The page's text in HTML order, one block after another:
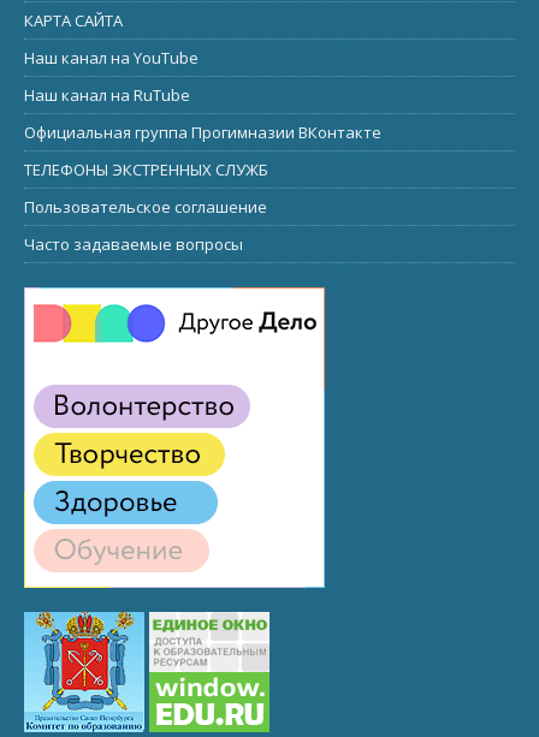
КАРТА САЙТА
Наш канал на YouTube
Наш канал на RuTube
Официальная группа Прогимназии ВКонтакте
ТЕЛЕФОНЫ ЭКСТРЕННЫХ СЛУЖБ
Пользовательское соглашение
Часто задаваемые вопросы